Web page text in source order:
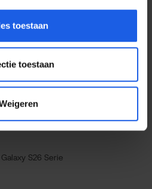
toestaan
toestaan
voor de Samsung Galaxy
plastic, waardoor je
Galaxy S26 Serie